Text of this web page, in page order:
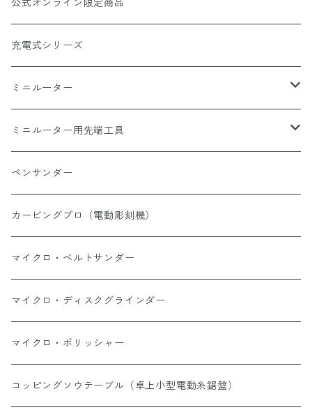
公式オンライン限定商品
充電式シリーズ
ミニルーター
ミニルーター
ミニルーターオプション
ミニルーター用先端工具
切断
ハイス、超硬
ダイヤモンドビット
砥石
バフ
ドリル
ペンサンダー
カービングプロ（電動彫刻機）
マイクロ・ベルトサンダー
マイクロ・ディスクグラインダー
マイクロ・ポリッシャー
コッピングソウテーブル（卓上小型電動糸鋸盤）